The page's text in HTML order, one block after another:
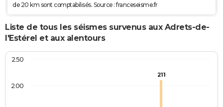
de 20 km sont comptabilisés. Source : franceseisme.fr
Liste de tous les séismes survenus aux Adrets-de-
l'Estérel et aux alentours
211
200
250